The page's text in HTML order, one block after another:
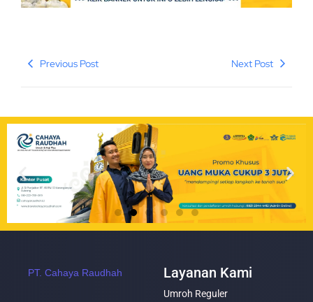
Previous Post Next Post
PT. Cahaya Raudhah Layanan Kami
Umroh Reguler